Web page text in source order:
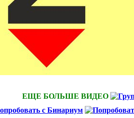
ЕЩЕ БОЛЬШЕ ВИДЕО